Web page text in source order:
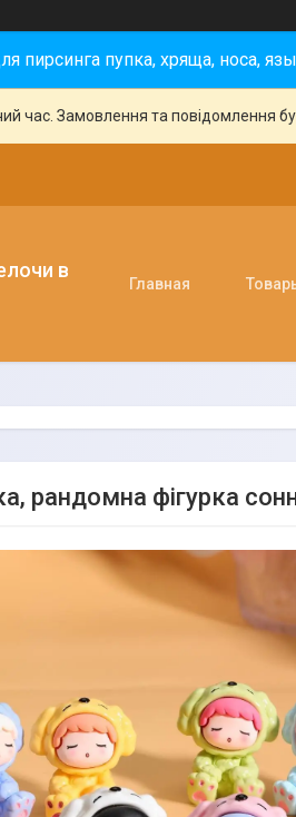
пирсинга пупка, хряща, носа,
час. Замовлення та повідомлення
в
Главная
рандомна фігурка